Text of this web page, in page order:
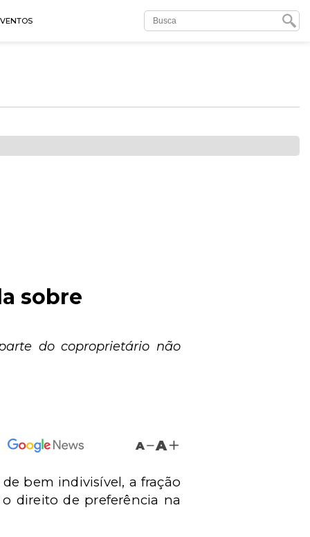
sobre
do coproprietário não
A A
bem indivisível, a fração
direito de preferência na